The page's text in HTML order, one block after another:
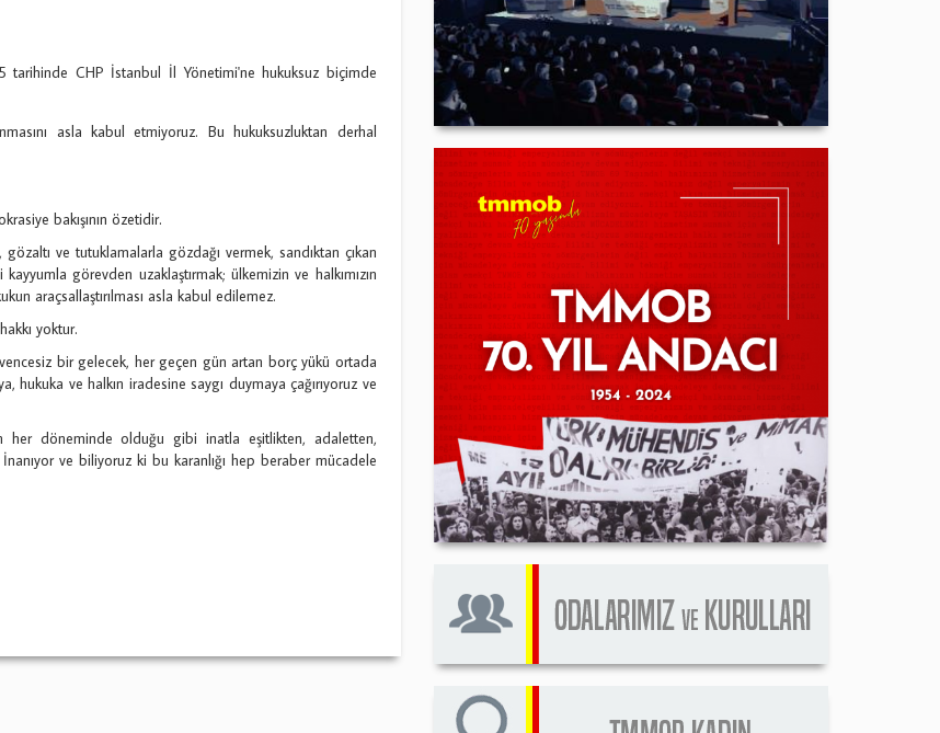
tarihinde CHP İstanbul İl Yönetimi'ne hukuksuz biçimde
asla kabul etmiyoruz. Bu hukuksuzluktan derhal
bakışının özetidir.
ve tutuklamalarla gözdağı vermek, sandıktan çıkan
görevden uzaklaştırmak; ülkemizin ve halkımızın
araçsallaştırılması asla kabul edilemez.
yoktur.
bir gelecek, her geçen gün artan borç yükü ortada
hukuka ve halkın iradesine saygı duymaya çağırıyoruz ve
her döneminde olduğu gibi inatla eşitlikten, adaletten,
ve biliyoruz ki bu karanlığı hep beraber mücadele